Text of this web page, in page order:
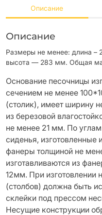
Описание
Описание
Размеры не менее: длина
высота — 283 мм. Общая
Основание песочницы
сечением не менее
(столик), имеет ширину
из березовой
не менее 21 мм. По
сиденья, изготовленные
фанеры толщиной не
изготавливаются из
12мм. При изготовлении
(столбов) должна быть
склейки под прессом
Несущие конструкции